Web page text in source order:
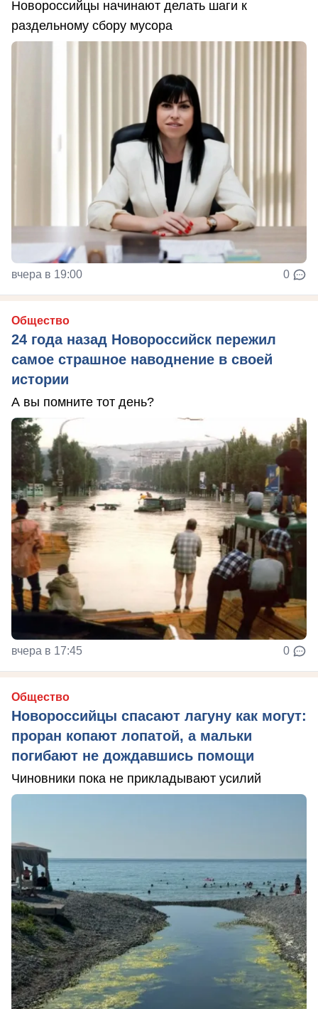
Новороссийцы начинают делать шаги к
раздельному сбору мусора
вчера в 19:00 0
Общество
24 года назад Новороссийск пережил
самое страшное наводнение в своей
истории
А вы помните тот день?
вчера в 17:45 0
Общество
Новороссийцы спасают лагуну как могут:
проран копают лопатой, а мальки
погибают не дождавшись помощи
Чиновники пока не прикладывают усилий